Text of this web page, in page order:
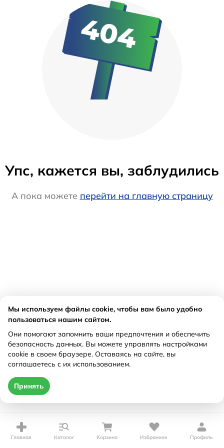
Упс, кажется вы, заблудились
А пока можете перейти на главную страницу
Главная Каталог Корзина Избранное Профиль
Мы используем файлы cookie, чтобы вам было удобно
пользоваться нашим сайтом.
Они помогают запомнить ваши предпочтения и обеспечить
безопасность данных. Вы можете управлять настройками
cookie в своем браузере. Оставаясь на сайте, вы
соглашаетесь с их использованием.
Принять